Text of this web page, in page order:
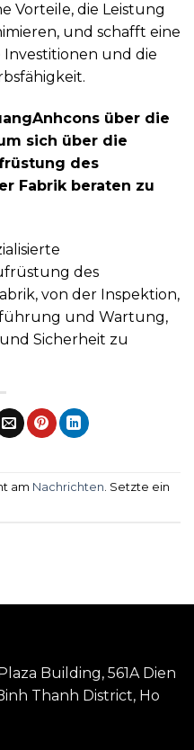
Vorteile, die Leistung
und schafft eine
und die
über die
sich über die
des
Fabrik beraten zu
des
von der Inspektion,
und Wartung,
Sicherheit zu
am Nachrichten . Setzte ein
Building, 561A Dien
Thanh District, Ho